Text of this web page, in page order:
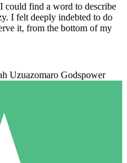
could find a word to describe
I felt deeply indebted to do
it, from the bottom of my
Uzuazomaro Godspower